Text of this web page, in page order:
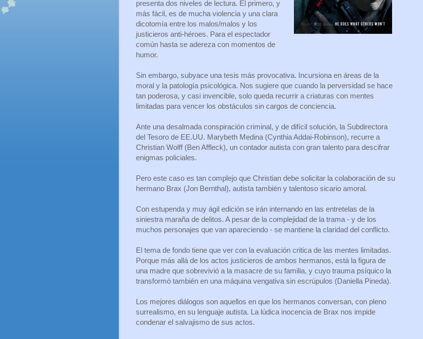
presenta dos niveles de lectura. El primero, y
más fácil, es de mucha violencia y una clara
dicotomía entre los malos/malos y los
justicieros anti-héroes. Para el espectador
común hasta se adereza con momentos de
humor.
Sin embargo, subyace una tesis más provocativa. Incursiona en áreas de la
moral y la patología psicológica. Nos sugiere que cuando la perversidad se hace
tan poderosa, y casi invencible, solo queda recurrir a criaturas con mentes
limitadas para vencer los obstáculos sin cargos de conciencia.
Ante una desalmada conspiración criminal, y de difícil solución, la Subdirectora
del Tesoro de EE.UU. Marybeth Medina (Cynthia Addai-Robinson), recurre a
Christian Wolff (Ben Affleck), un contador autista con gran talento para descifrar
enigmas policiales.
Pero este caso es tan complejo que Christian debe solicitar la colaboración de su
hermano Brax (Jon Bernthal), autista también y talentoso sicario amoral.
Con estupenda y muy ágil edición se irán internando en las entretelas de la
siniestra maraña de delitos. A pesar de la complejidad de la trama - y de los
muchos personajes que van apareciendo - se mantiene la claridad del conflicto.
El tema de fondo tiene que ver con la evaluación critica de las mentes limitadas.
Porque más allá de los actos justicieros de ambos hermanos, está la figura de
una madre que sobrevivió a la masacre de su familia, y cuyo trauma psíquico la
transformó también en una máquina vengativa sin escrúpulos (Daniella Pineda).
Los mejores diálogos son aquellos en que los hermanos conversan, con pleno
surrealismo, en su lenguaje autista. La lúdica inocencia de Brax nos impide
condenar el salvajismo de sus actos.